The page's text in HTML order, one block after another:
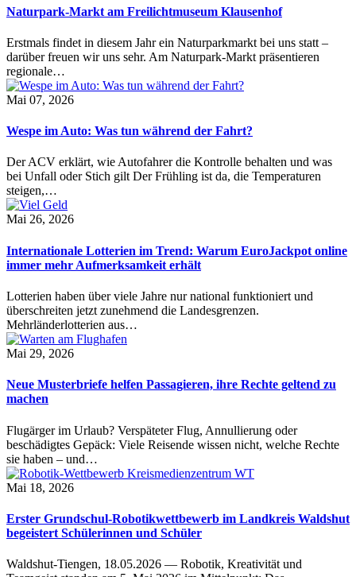
Naturpark-Markt am Freilichtmuseum Klausenhof
Erstmals findet in diesem Jahr ein Naturparkmarkt bei uns statt –
darüber freuen wir uns sehr. Am Naturpark-Markt präsentieren
regionale…
Mai 07, 2026
Wespe im Auto: Was tun während der Fahrt?
Der ACV erklärt, wie Autofahrer die Kontrolle behalten und was
bei Unfall oder Stich gilt Der Frühling ist da, die Temperaturen
steigen,…
Mai 26, 2026
Internationale Lotterien im Trend: Warum EuroJackpot online
immer mehr Aufmerksamkeit erhält
Lotterien haben über viele Jahre nur national funktioniert und
überschreiten jetzt zunehmend die Landesgrenzen.
Mehrländerlotterien aus…
Mai 29, 2026
Neue Musterbriefe helfen Passagieren, ihre Rechte geltend zu
machen
Flugärger im Urlaub? Verspäteter Flug, Annullierung oder
beschädigtes Gepäck: Viele Reisende wissen nicht, welche Rechte
sie haben – und…
Mai 18, 2026
Erster Grundschul-Robotikwettbewerb im Landkreis Waldshut
begeistert Schülerinnen und Schüler
Waldshut-Tiengen, 18.05.2026 — Robotik, Kreativität und